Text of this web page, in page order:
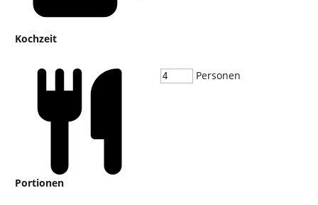
Kochzeit
Portionen
Personen